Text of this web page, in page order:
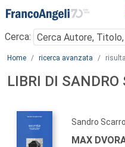
Menu
Cerca:
Main content
Home ricerca avanzata
LIBRI DI SANDRO
Sandro
MAX